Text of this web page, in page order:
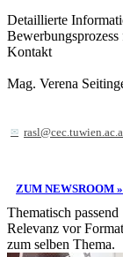
Detaillierte
Kontakt
Mag. Verena
ZUM NEWSROOM »
Thematisch passend
Relevanz vor
zum selben Thema.